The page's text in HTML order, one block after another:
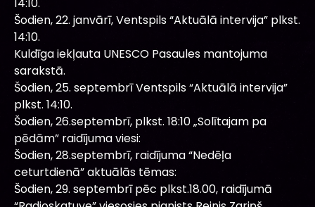
Šodien, 22. janvārī, Ventspils “Aktuālā intervija” plkst.
14:10.
Kuldīga iekļauta UNESCO Pasaules mantojuma
sarakstā.
Šodien, 25. septembrī Ventspils “Aktuālā intervija”
plkst. 14:10.
Šodien, 26.septembrī, plkst. 18:10 „Solītajam pa
pēdām” raidījuma viesi:
Šodien, 28.septembrī, raidījuma “Nedēļa
ceturtdienā” aktuālās tēmas:
Šodien, 29. septembrī pēc plkst.18.00, raidījumā